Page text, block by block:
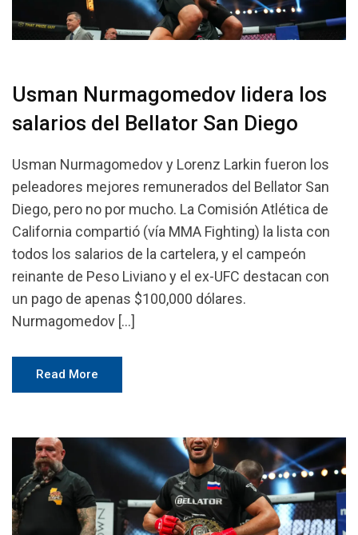
Usman Nurmagomedov lidera los
salarios del Bellator San Diego
Usman Nurmagomedov y Lorenz Larkin fueron los
peleadores mejores remunerados del Bellator San
Diego, pero no por mucho. La Comisión Atlética de
California compartió (vía MMA Fighting) la lista con
todos los salarios de la cartelera, y el campeón
reinante de Peso Liviano y el ex-UFC destacan con
un pago de apenas $100,000 dólares.
Nurmagomedov […]
Read More